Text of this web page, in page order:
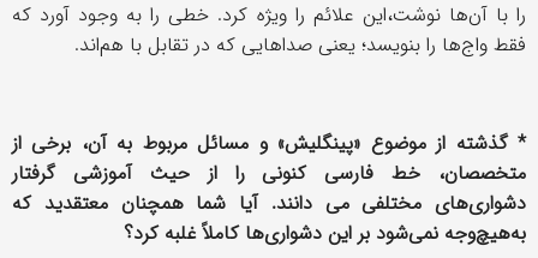
را با آن‌ها نوشت،‌این علائم را ویژه کرد. خطی را به وجود آورد که
فقط واج‌ها را بنویسد؛ یعنی صداهایی که در تقابل با هم‌اند.
* گذشته از موضوع «پینگلیش» و مسائل مربوط به آن، برخی از
متخصصان، خط فارسی کنونی را از حیث آموزشی گرفتار
دشواری‌های مختلفی می دانند. آیا شما همچنان معتقدید که
به‌هیچ‌وجه نمی‌شود بر این دشواری‌ها کاملاً غلبه کرد؟